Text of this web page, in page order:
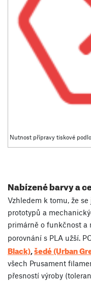
Nutnost přípravy tiskové
Nabízené barvy a
Vzhledem k tomu, že
prototypů a
primárně o funkčnost a
porovnání s PLA užší.
Black),šedé (Urban
všech Prusament
přesností výroby